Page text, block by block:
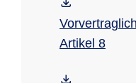
Artikel 8